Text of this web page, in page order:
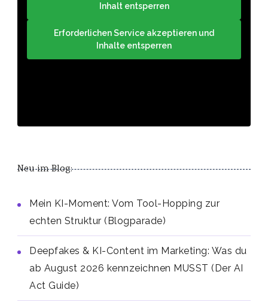
Inhalt entsperren
Erforderlichen Service akzeptieren und
Inhalte entsperren
Neu im Blog:
Mein KI-Moment: Vom Tool-Hopping zur
echten Struktur (Blogparade)
Deepfakes & KI-Content im Marketing: Was du
ab August 2026 kennzeichnen MUSST (Der AI
Act Guide)